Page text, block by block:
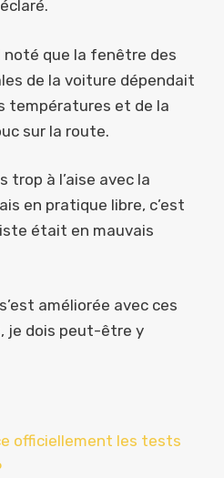
noté que la fenêtre des
de la voiture dépendait
températures et de la
sur la route.
trop à l’aise avec la
en pratique libre, c’est
était en mauvais
améliorée avec ces
je dois peut-être y
officiellement les tests